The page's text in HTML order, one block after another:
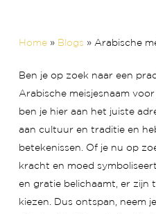
Home» Blogs » Arabische
Ben je op zoek naar een
Arabische meisjesnaam
ben je hier aan het juiste
aan cultuur en traditie en
betekenissen. Of je nu op
kracht en moed
en gratie belichaamt, er zijn
kiezen. Dus ontspan, neem